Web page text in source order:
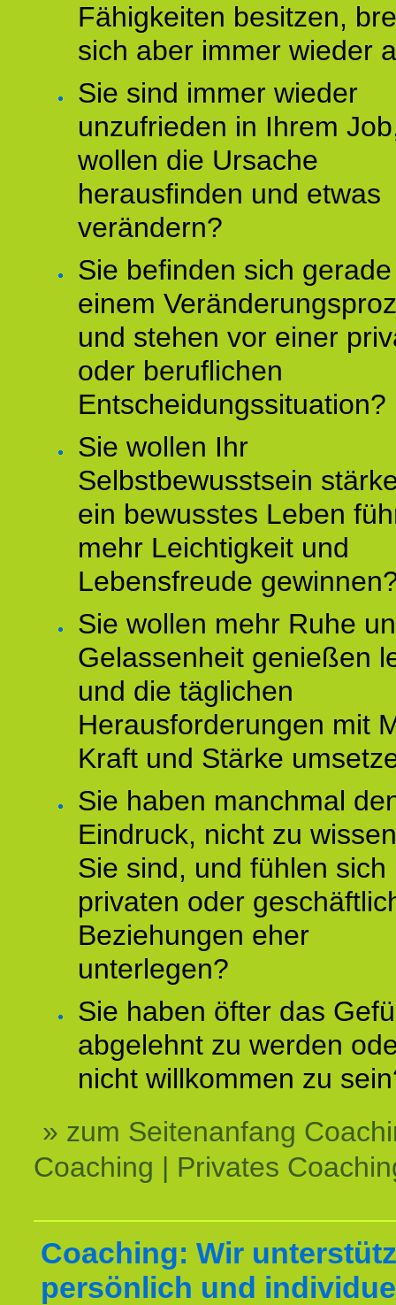
Fähigkeiten besitzen,
sich aber immer wieder
Sie sind immer wieder
unzufrieden in Ihrem
wollen die Ursache
herausfinden und etwas
verändern?
Sie befinden sich
einem
und stehen vor einer
oder beruflichen
Entscheidungssituation?
Sie wollen Ihr
Selbstbewusstsein
ein bewusstes Leben
mehr Leichtigkeit und
Lebensfreude
Sie wollen mehr Ruhe
Gelassenheit genießen
und die täglichen
Herausforderungen mit
Kraft und Stärke
Sie haben manchmal
Eindruck, nicht zu
Sie sind, und fühlen sich
privaten oder
Beziehungen eher
unterlegen?
Sie haben öfter das
abgelehnt zu werden
nicht willkommen zu
» zum Seitenanfang
Coaching | Privates
Coaching: Wir
persönlich und